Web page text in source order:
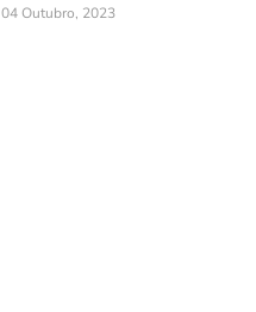
04 Outubro, 2023